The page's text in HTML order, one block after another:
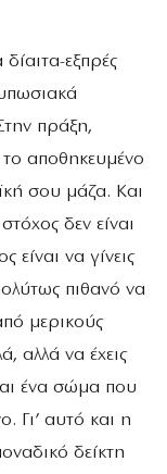
εξπρές
πράξη,
το αποθηκευμένο
σου μάζα. Και
δεν είναι
είναι να γίνεις
πιθανό να
μερικούς
αλλά να έχεις
ένα σώμα που
Γι’ αυτό και η
δείκτη